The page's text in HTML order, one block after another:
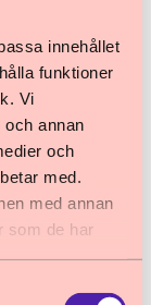
innehållet
funktioner
Vi
annan
och
med.
med annan
som de har
tals
sitt
av
sätt